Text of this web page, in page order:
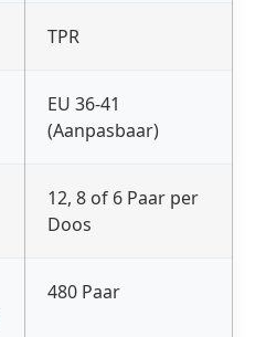
TPR
EU 36-41
(Aanpasbaar)
12, 8 of 6 Paar per
Doos
480 Paar